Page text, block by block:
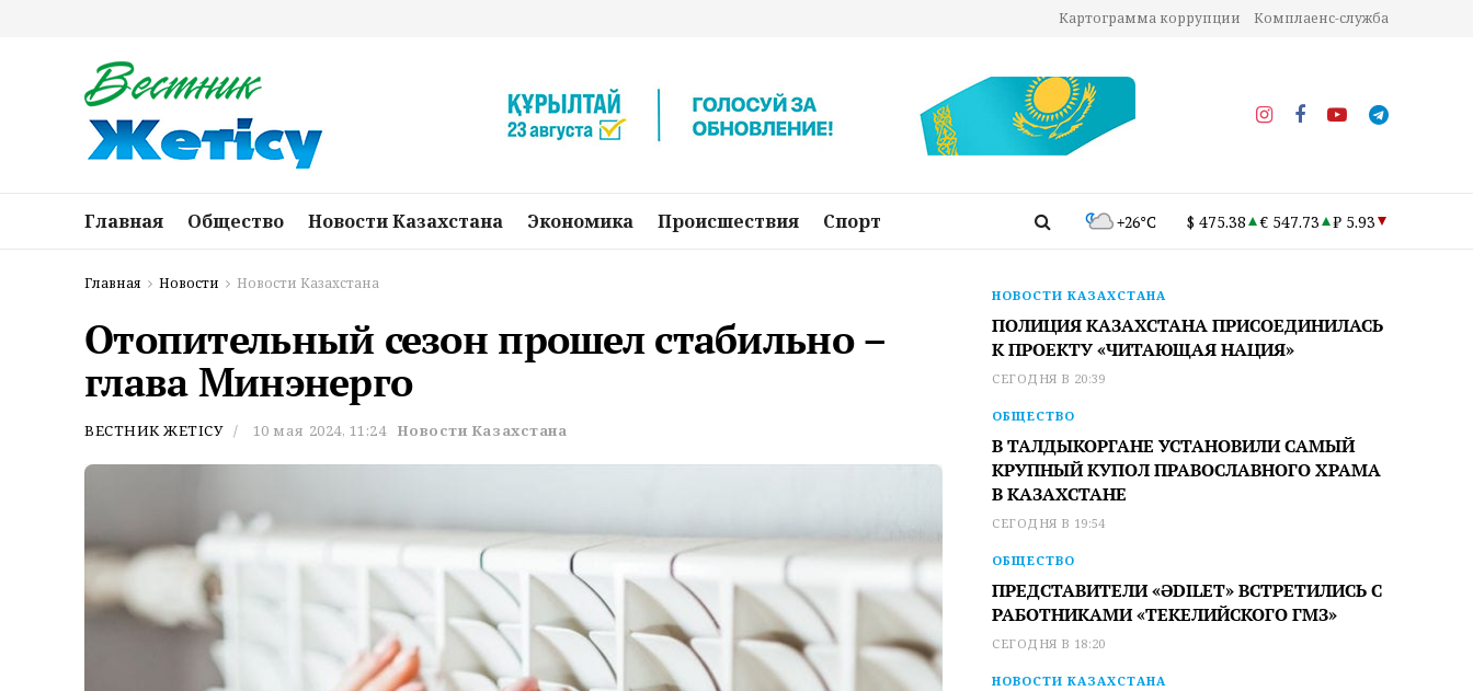
Картограмма коррупции Комплаенс-служба
Главная Общество Новости Казахстана Экономика Происшествия Спорт +26°C $ 475.38 € 547.73 ₽ 5.93
Главная Новости Новости Казахстана
Отопительный сезон прошел стабильно –
глава Минэнерго
ВЕСТНИК ЖЕТІСУ 10 мая 2024, 11:24 Новости Казахстана
НОВОСТИ КАЗАХСТАНА
ПОЛИЦИЯ КАЗАХСТАНА ПРИСОЕДИНИЛАСЬ
К ПРОЕКТУ «ЧИТАЮЩАЯ НАЦИЯ»
СЕГОДНЯ В 20:39
ОБЩЕСТВО
В ТАЛДЫКОРГАНЕ УСТАНОВИЛИ САМЫЙ
КРУПНЫЙ КУПОЛ ПРАВОСЛАВНОГО ХРАМА
В КАЗАХСТАНЕ
СЕГОДНЯ В 19:54
ОБЩЕСТВО
ПРЕДСТАВИТЕЛИ «ӘDILET» ВСТРЕТИЛИСЬ С
РАБОТНИКАМИ «ТЕКЕЛИЙСКОГО ГМЗ»
СЕГОДНЯ В 18:20
НОВОСТИ КАЗАХСТАНА